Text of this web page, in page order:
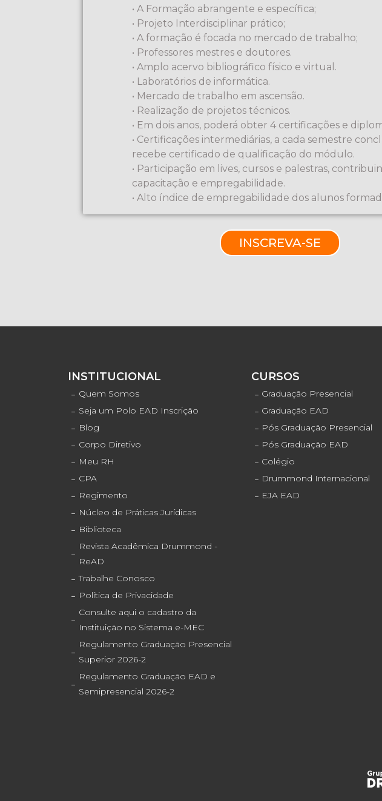
• A Formação abrangente e específica;
• Projeto Interdisciplinar prático;
• A formação é focada no mercado de trabalho;
• Professores mestres e doutores.
• Amplo acervo bibliográfico físico e virtual.
• Laboratórios de informática.
• Mercado de trabalho em ascensão.
• Realização de projetos técnicos.
• Em dois anos, poderá obter 4 certificações e
• Certificações intermediárias, a cada semestre
recebe certificado de qualificação do módulo.
• Participação em lives, cursos e palestras,
capacitação e empregabilidade.
• Alto índice de empregabilidade dos alunos
INSCREVA-SE
INSTITUCIONAL
Quem Somos
Seja um Polo EAD Inscrição
Blog
Corpo Diretivo
Meu RH
CPA
Regimento
Núcleo de Práticas Jurídicas
Biblioteca
Revista Acadêmica Drummond -
ReAD
Trabalhe Conosco
Política de Privacidade
Consulte aqui o cadastro da
Instituição no Sistema e-MEC
Regulamento Graduação Presencial
Superior 2026-2
Regulamento Graduação EAD e
Semipresencial 2026-2
CURSOS
Graduação Presencial
Graduação EAD
Pós Graduação Presencial
Pós Graduação EAD
Colégio
Drummond Internacional
EJA EAD